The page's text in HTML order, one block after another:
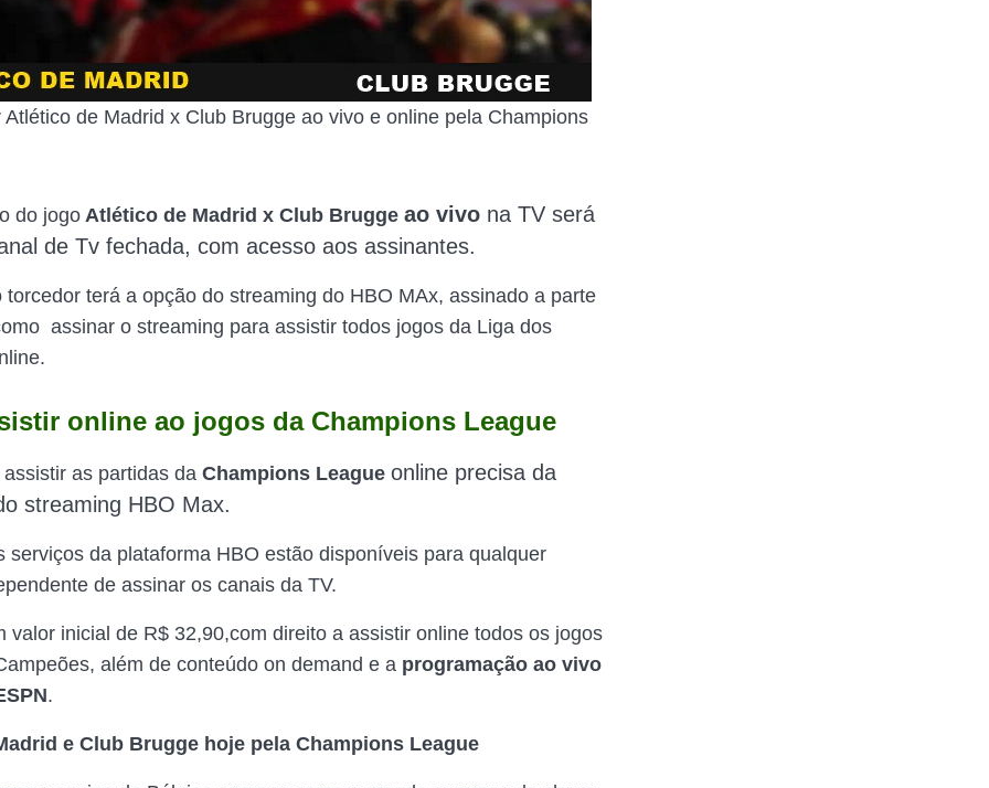
Atlético de Madrid x Club Brugge ao vivo e online pela Champions
do jogo Atlético de Madrid x Club Brugge ao vivo na TV será
de Tv fechada, com acesso aos assinantes.
torcedor terá a opção do streaming do HBO MAx, assinado a parte
assinar o streaming para assistir todos jogos da Liga dos
online ao jogos da Champions League
as partidas da Champions League online precisa da
streaming HBO Max.
serviços da plataforma HBO estão disponíveis para qualquer
de assinar os canais da TV.
valor inicial de R$ 32,90,com direito a assistir online todos os jogos
além de conteúdo on demand e a programação ao vivo
.
e Club Brugge hoje pela Champions League